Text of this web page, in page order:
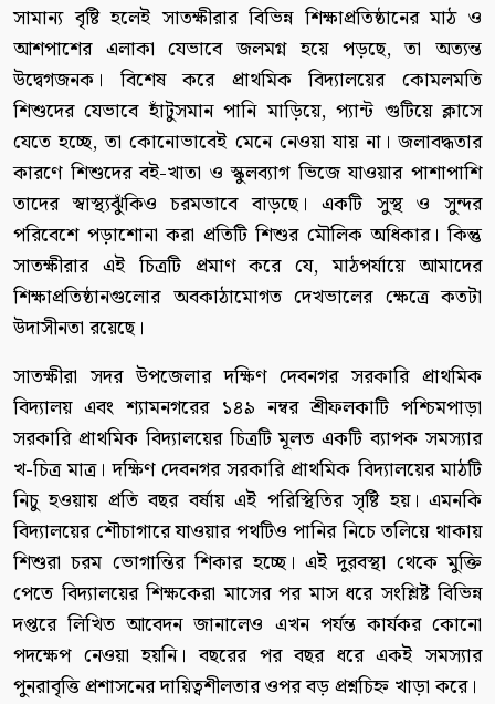
সামান্য বৃষ্টি হলেই সাতক্ষীরার বিভিন্ন শিক্ষাপ্রতিষ্ঠানের মাঠ ও
আশপাশের এলাকা যেভাবে জলমগ্ন হয়ে পড়ছে, তা অত্যন্ত
উদ্বেগজনক। বিশেষ করে প্রাথমিক বিদ্যালয়ের কোমলমতি
শিশুদের যেভাবে হাঁটুসমান পানি মাড়িয়ে, প্যান্ট গুটিয়ে ক্লাসে
যেতে হচ্ছে, তা কোনোভাবেই মেনে নেওয়া যায় না। জলাবদ্ধতার
কারণে শিশুদের বই-খাতা ও স্কুলব্যাগ ভিজে যাওয়ার পাশাপাশি
তাদের স্বাস্থ্যঝুঁকিও চরমভাবে বাড়ছে। একটি সুস্থ ও সুন্দর
পরিবেশে পড়াশোনা করা প্রতিটি শিশুর মৌলিক অধিকার। কিন্তু
সাতক্ষীরার এই চিত্রটি প্রমাণ করে যে, মাঠপর্যায়ে আমাদের
শিক্ষাপ্রতিষ্ঠানগুলোর অবকাঠামোগত দেখভালের ক্ষেত্রে কতটা
উদাসীনতা রয়েছে।
সাতক্ষীরা সদর উপজেলার দক্ষিণ দেবনগর সরকারি প্রাথমিক
বিদ্যালয় এবং শ্যামনগরের ১৪৯ নম্বর শ্রীফলকাটি পশ্চিমপাড়া
সরকারি প্রাথমিক বিদ্যালয়ের চিত্রটি মূলত একটি ব্যাপক সমস্যার
খ-চিত্র মাত্র। দক্ষিণ দেবনগর সরকারি প্রাথমিক বিদ্যালয়ের মাঠটি
নিচু হওয়ায় প্রতি বছর বর্ষায় এই পরিস্থিতির সৃষ্টি হয়। এমনকি
বিদ্যালয়ের শৌচাগারে যাওয়ার পথটিও পানির নিচে তলিয়ে থাকায়
শিশুরা চরম ভোগান্তির শিকার হচ্ছে। এই দুরবস্থা থেকে মুক্তি
পেতে বিদ্যালয়ের শিক্ষকেরা মাসের পর মাস ধরে সংশ্লিষ্ট বিভিন্ন
দপ্তরে লিখিত আবেদন জানালেও এখন পর্যন্ত কার্যকর কোনো
পদক্ষেপ নেওয়া হয়নি। বছরের পর বছর ধরে একই সমস্যার
পুনরাবৃত্তি প্রশাসনের দায়িত্বশীলতার ওপর বড় প্রশ্নচিহ্ন খাড়া করে।